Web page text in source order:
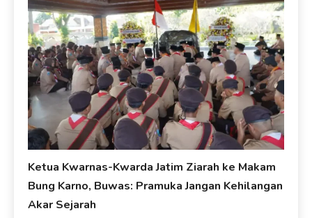
Ketua Kwarnas-Kwarda Jatim Ziarah ke Makam
Bung Karno, Buwas: Pramuka Jangan Kehilangan
Akar Sejarah